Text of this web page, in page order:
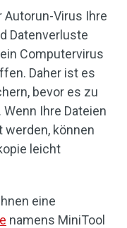
Autorun-Virus Ihre
Datenverluste
Computervirus
Daher ist es
bevor es zu
Ihre Dateien
werden, können
leicht
eine
namens MiniTool